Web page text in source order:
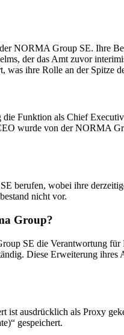
NORMA Group SE. Ihre
der das Amt zuvor
ihre Rolle an der Spitze
Funktion als Chief
wurde von der NORMA
berufen, wobei ihre
nicht vor.
Group?
SE die Verantwortung
Diese Erweiterung
ist ausdrücklich als Proxy
gespeichert.